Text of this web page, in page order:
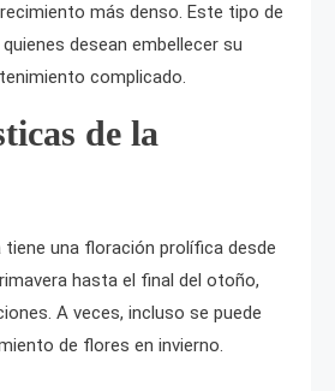
más denso. Este tipo de
desean embellecer su
complicado.
de la
tiene una floración prolífica desde
hasta el final del otoño,
A veces, incluso se puede
de flores en invierno.